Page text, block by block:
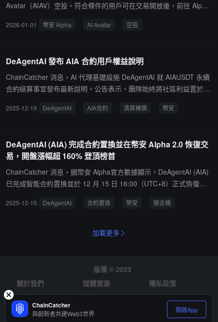
Avatar（AIAV）空投。符合條件的用戶可在交易開放後，前往 Alpha
2026-01-01 幣安 Alpha AI Avatar 空投
DeAgentAI 發布 AIA 合約用戶權益說明
ChainCatcher 消息，AI 代理基礎設施 DeAgentAI 就 AIAUSDT 永續
合約結算事宜發布最新說明。公告表示，團隊始終將社區利益置於首
件的用戶提供"清算補償"該計劃以 0.22 USDT 為基準錨定價格，對受
頭寸。目前，幣安官方已通過郵件向所有符合要求的用戶發送了空投
說明，相關款項已按計劃於 12 月 18 日 11:00 前陸續發放至用戶的
幣安現貨賬戶。
2025-12-19 DeAgentAI AIA合約 清算補償 幣安
DeAgentAI (AIA) 完成合約置換並在幣安 Alpha 2.0 恢復交
易，開盤漲幅超 160% 登頂榜首
ChainCatcher 消息，据幣安 Alpha官方數據顯示，DeAgentAI (AIA)
已完成智能合約置換並於 12 月 15 日 16:00（UTC+8）正式恢復交
頂幣安 Alpha 板塊漲幅榜 Top 1。此前公告顯示，AIA 已完成 1:1 新
2025-12-15 DeAgentAI 合約置換 幣安 預言機
加載更多
版權 © 2023
關於我們
媒體資源
隱私政策
風險提示
徵才
ChainCatcher
與創新者共建Web3世界 開啟App